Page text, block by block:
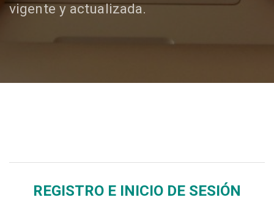
vigente y actualizada.
REGISTRO E INICIO DE SESIÓN